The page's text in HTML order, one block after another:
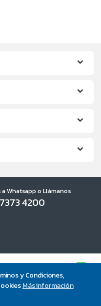
y Condiciones,
Más información
Whatsapp o Llámanos
4200